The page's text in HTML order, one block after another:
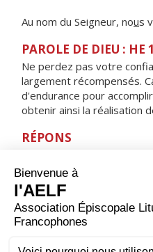
Au nom du Seigneur, nous
PAROLE DE DIEU : HE
Ne perdez pas votre
largement récompensés.
d'endurance pour
obtenir ainsi la réalisation
RÉPONS
ne repousse pas, mon
ORAISON
Nous t’adressons,
tes serviteurs se purifient